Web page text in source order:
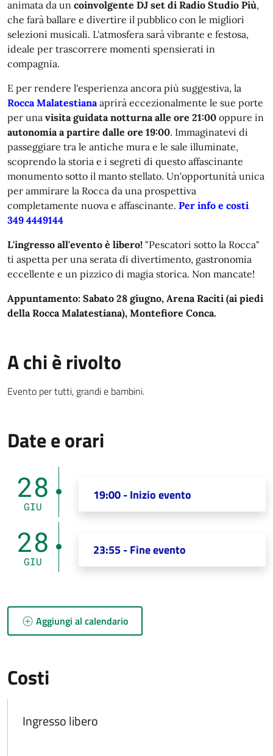
animata da un coinvolgente DJ set di Radio Studio Più,
che farà ballare e divertire il pubblico con le migliori
selezioni musicali. L'atmosfera sarà vibrante e festosa,
ideale per trascorrere momenti spensierati in
compagnia.
E per rendere l'esperienza ancora più suggestiva, la
Rocca Malatestiana aprirà eccezionalmente le sue porte
per una visita guidata notturna alle ore 21:00 oppure in
autonomia a partire dalle ore 19:00. Immaginatevi di
passeggiare tra le antiche mura e le sale illuminate,
scoprendo la storia e i segreti di questo affascinante
monumento sotto il manto stellato. Un'opportunità unica
per ammirare la Rocca da una prospettiva
completamente nuova e affascinante. Per info e costi
349 4449144
L'ingresso all'evento è libero! "Pescatori sotto la Rocca"
ti aspetta per una serata di divertimento, gastronomia
eccellente e un pizzico di magia storica. Non mancate!
Appuntamento: Sabato 28 giugno, Arena Raciti (ai piedi
della Rocca Malatestiana), Montefiore Conca.
A chi è rivolto
Evento per tutti, grandi e bambini.
Date e orari
28
GIU
19:00 - Inizio evento
28
GIU
23:55 - Fine evento
Aggiungi al calendario
Costi
Ingresso libero